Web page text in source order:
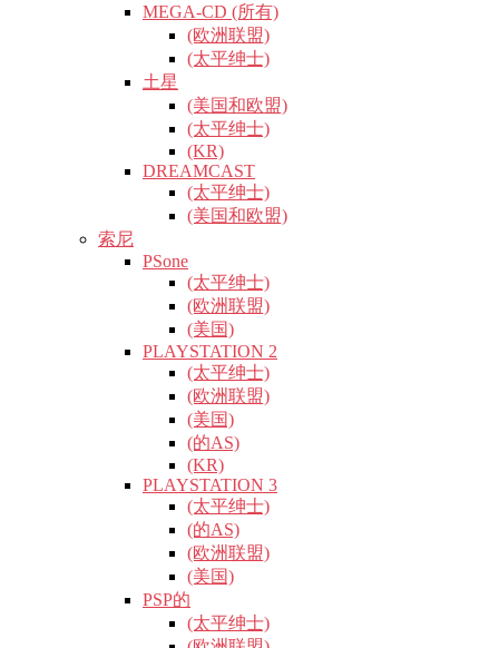
MEGA-CD (所有)
(欧洲联盟)
(太平绅士)
土星
(美国和欧盟)
(太平绅士)
(KR)
DREAMCAST
(太平绅士)
(美国和欧盟)
索尼
PSone
(太平绅士)
(欧洲联盟)
(美国)
PLAYSTATION 2
(太平绅士)
(欧洲联盟)
(美国)
(的AS)
(KR)
PLAYSTATION 3
(太平绅士)
(的AS)
(欧洲联盟)
(美国)
PSP的
(太平绅士)